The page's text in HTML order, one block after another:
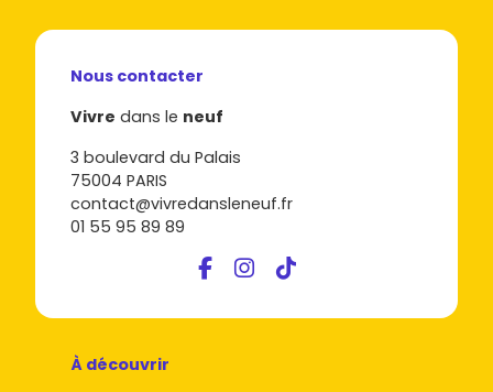
Nous contacter
Vivre dans le neuf
3 boulevard du Palais
75004 PARIS
contact@vivredansleneuf.fr
01 55 95 89 89
À découvrir